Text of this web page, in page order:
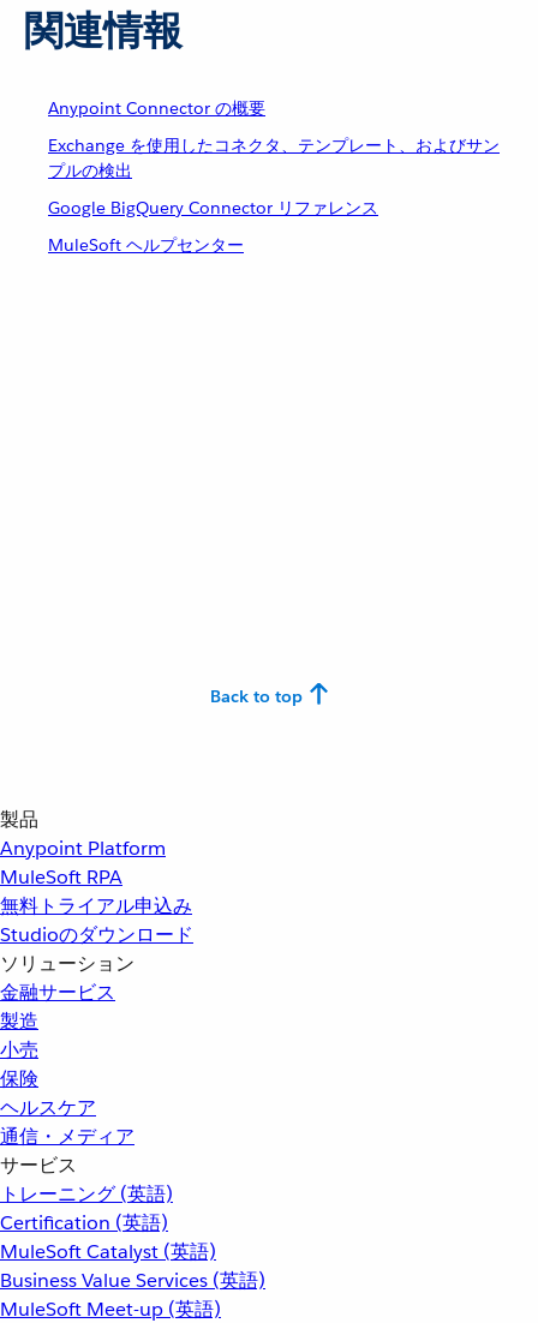
関連情報
Anypoint Connector の概要
Exchange を使用したコネクタ、テンプレート、およびサン
プルの検出
Google BigQuery Connector リファレンス
MuleSoft ヘルプセンター
Back to top
製品
Anypoint Platform
MuleSoft RPA
無料トライアル申込み
Studioのダウンロード
ソリューション
金融サービス
製造
小売
保険
ヘルスケア
通信・メディア
サービス
トレーニング (英語)
Certification (英語)
MuleSoft Catalyst (英語)
Business Value Services (英語)
MuleSoft Meet-up (英語)